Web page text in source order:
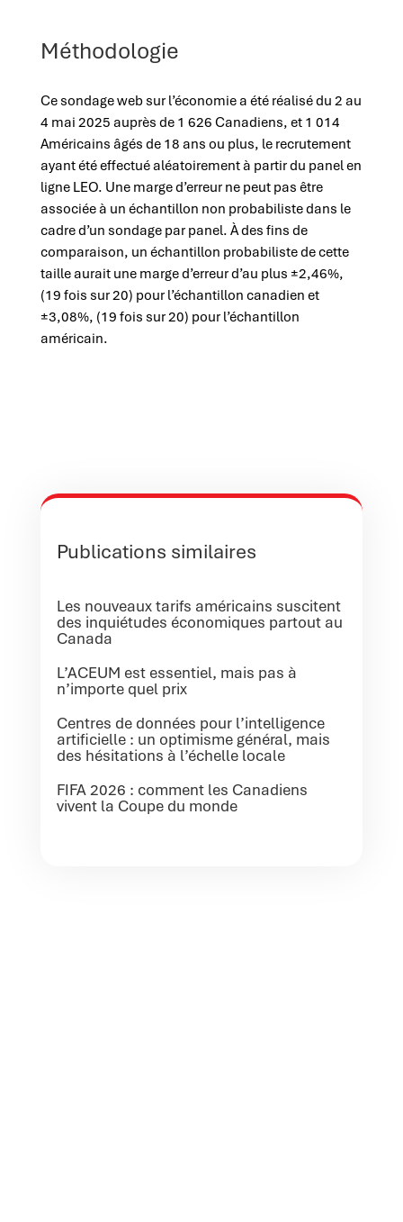
Méthodologie
Ce sondage web sur l’économie a été réalisé du 2 au
4 mai 2025 auprès de 1 626 Canadiens, et 1 014
Américains âgés de 18 ans ou plus, le recrutement
ayant été effectué aléatoirement à partir du panel en
ligne LEO. Une marge d’erreur ne peut pas être
associée à un échantillon non probabiliste dans le
cadre d’un sondage par panel. À des fins de
comparaison, un échantillon probabiliste de cette
taille aurait une marge d’erreur d’au plus ±2,46%,
(19 fois sur 20) pour l’échantillon canadien et
±3,08%, (19 fois sur 20) pour l’échantillon
américain.
Publications similaires
Les nouveaux tarifs américains suscitent
des inquiétudes économiques partout au
Canada
L’ACEUM est essentiel, mais pas à
n’importe quel prix
Centres de données pour l’intelligence
artificielle : un optimisme général, mais
des hésitations à l’échelle locale
FIFA 2026 : comment les Canadiens
vivent la Coupe du monde